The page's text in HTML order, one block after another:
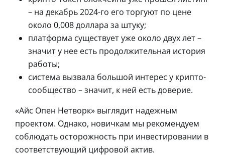
– на декабрь 2024-го его торгуют по цене
около 0,008 доллара за штуку;
платформа существует уже около двух лет –
значит у нее есть продолжительная история
работы;
система вызвала большой интерес у крипто-
сообщество – значит, к ней есть доверие.
«Айс Опен Нетворк» выглядит надежным
проектом. Однако, новичкам мы рекомендуем
соблюдать осторожность при инвестировании в
соответствующий цифровой актив.